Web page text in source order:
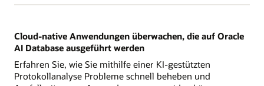
Cloud-native Anwendungen überwachen, die auf Oracle
AI Database ausgeführt werden
Erfahren Sie, wie Sie mithilfe einer KI-gestützten
Protokollanalyse Probleme schnell beheben und